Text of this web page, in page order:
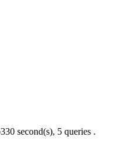
second(s), 5 queries .